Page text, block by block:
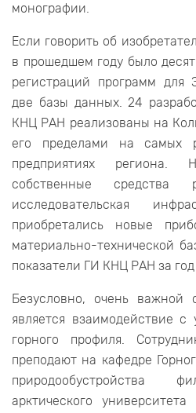
монографии.
Если говорить об
в прошедшем году было
регистраций программ для
две базы данных. 24
КНЦ РАН реализованы на
его пределами на самых
предприятиях
собственные средства
исследовательская
приобретались новые
материально-технической
показатели ГИ КНЦ РАН за
Безусловно, очень важной
является взаимодействие
горного профиля.
преподают на кафедре
природообустройства
арктического